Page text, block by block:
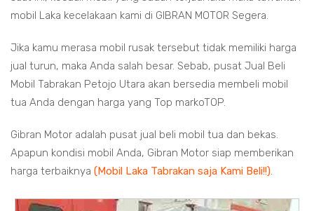
mobil Laka kecelakaan kami di GIBRAN MOTOR Segera.
Jika kamu merasa mobil rusak tersebut tidak memiliki harga
jual turun, maka Anda salah besar. Sebab, pusat Jual Beli
Mobil Tabrakan Petojo Utara akan bersedia membeli mobil
tua Anda dengan harga yang Top markoTOP.
Gibran Motor adalah pusat jual beli mobil tua dan bekas.
Apapun kondisi mobil Anda, Gibran Motor siap memberikan
harga terbaiknya (Mobil Laka Tabrakan saja Kami Beli!!).